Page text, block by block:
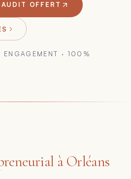
OFFERT
· 100%
à Orléans